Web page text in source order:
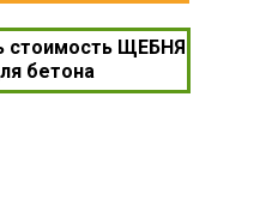
стоимость ЩЕБНЯ
бетона